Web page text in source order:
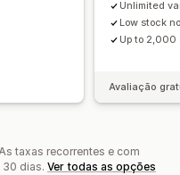
Unlimited
Low stock
Up to 2,000
Avaliação
taxas recorrentes e com
30 dias. Ver todas as opções